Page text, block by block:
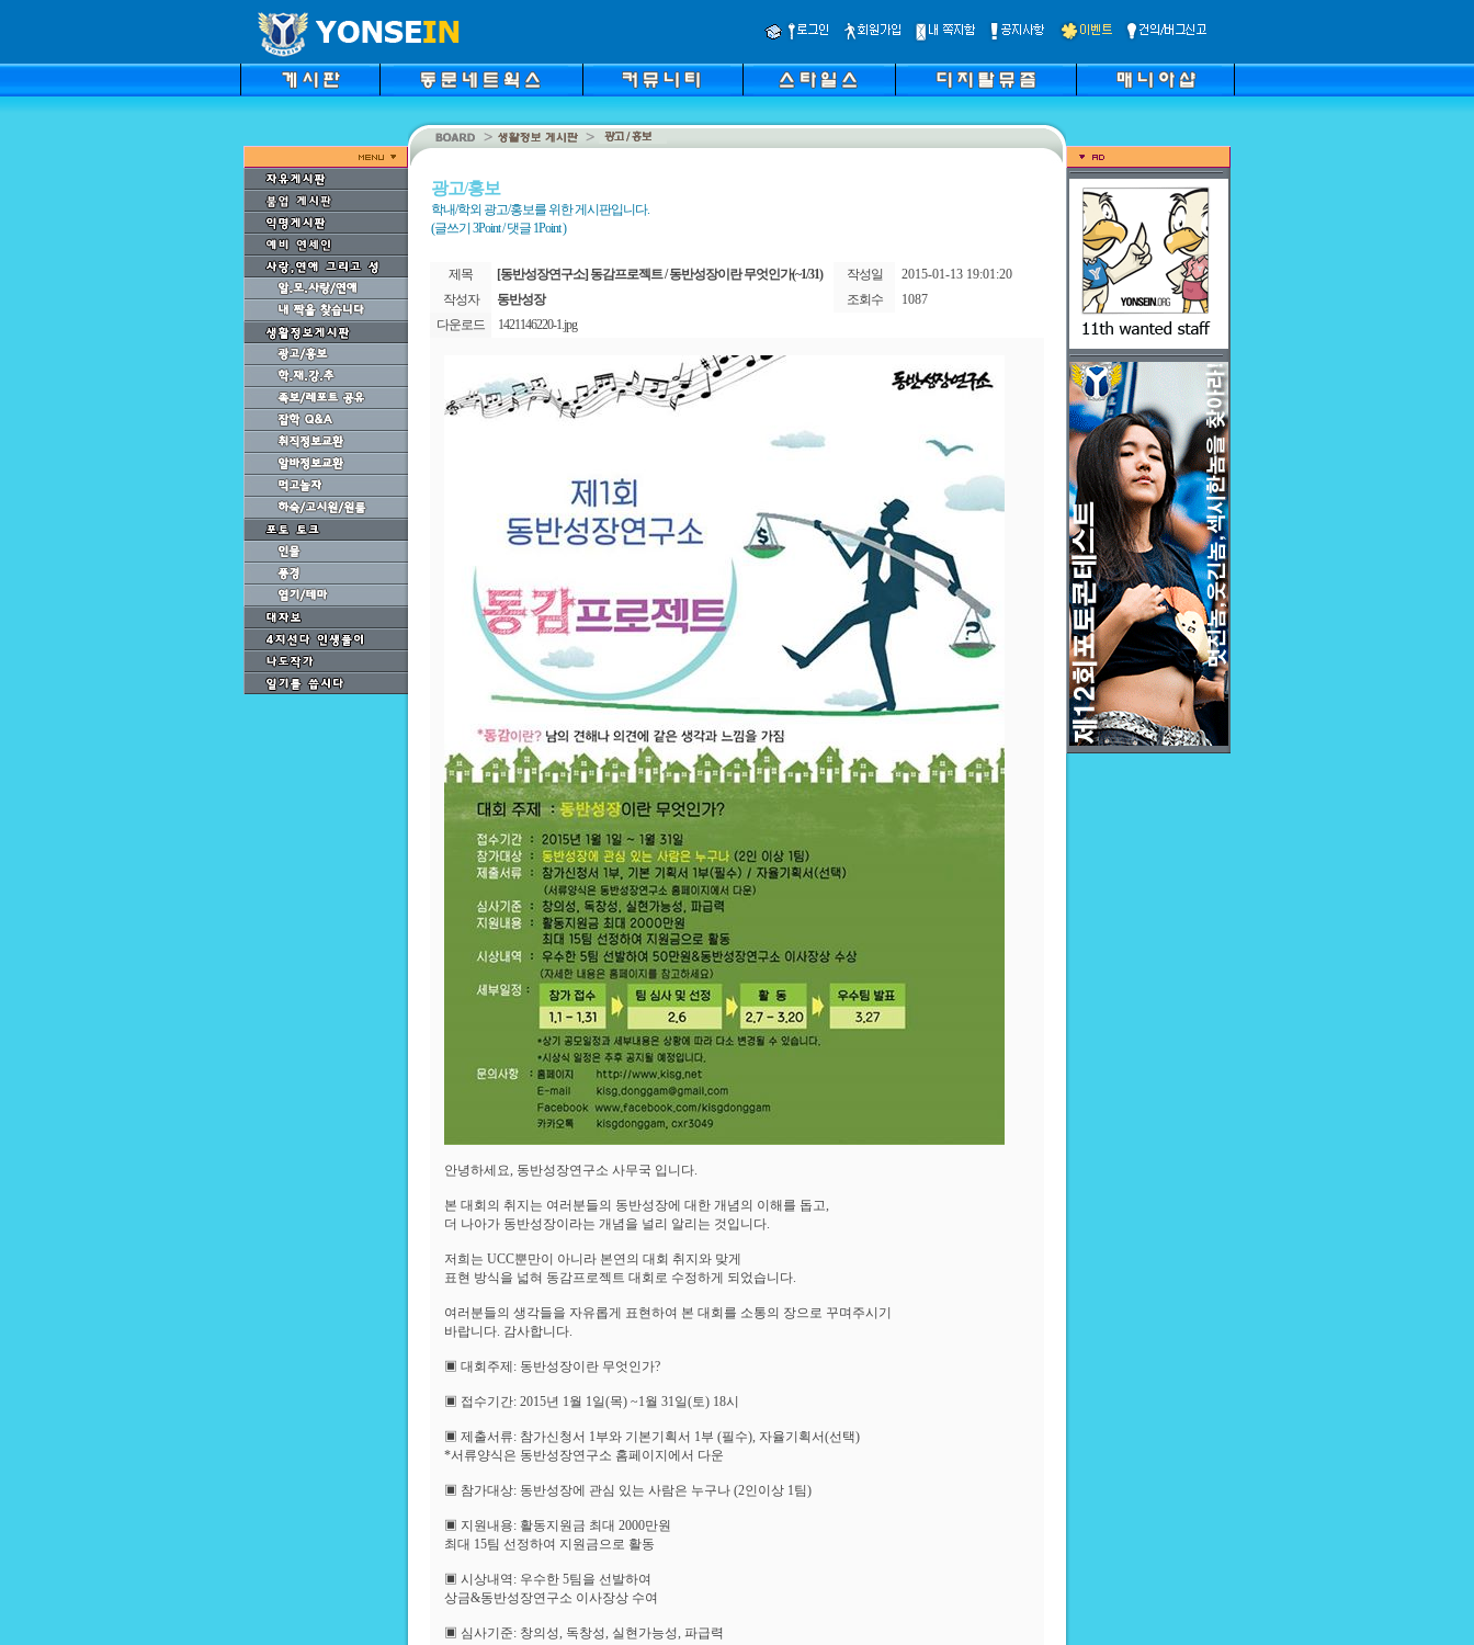
광고/홍보
학내/학외 광고/홍보를 위한 게시판입니다.
(글쓰기 3Point / 댓글 1Point )
제목 [동반성장연구소] 동감프로젝트 / 동반성장이란 무엇인가(~1/31) 작성일
2015-01-13 19:01:20
작성자
동반성장 조회수
1087
다운로드
1421146220-1.jpg
안녕하세요, 동반성장연구소 사무국 입니다.
본 대회의 취지는 여러분들의 동반성장에 대한 개념의 이해를 돕고,
더 나아가 동반성장이라는 개념을 널리 알리는 것입니다.
저희는 UCC뿐만이 아니라 본연의 대회 취지와 맞게
표현 방식을 넓혀 동감프로젝트 대회로 수정하게 되었습니다.
여러분들의 생각들을 자유롭게 표현하여 본 대회를 소통의 장으로 꾸며주시기
바랍니다. 감사합니다.
▣ 대회주제: 동반성장이란 무엇인가?
▣ 접수기간: 2015년 1월 1일(목) ~1월 31일(토) 18시
▣ 제출서류: 참가신청서 1부와 기본기획서 1부 (필수), 자율기획서(선택)
*서류양식은 동반성장연구소 홈페이지에서 다운
▣ 참가대상: 동반성장에 관심 있는 사람은 누구나 (2인이상 1팀)
▣ 지원내용: 활동지원금 최대 2000만원
최대 15팀 선정하여 지원금으로 활동
▣ 시상내역: 우수한 5팀을 선발하여
상금&동반성장연구소 이사장상 수여
▣ 심사기준: 창의성, 독창성, 실현가능성, 파급력